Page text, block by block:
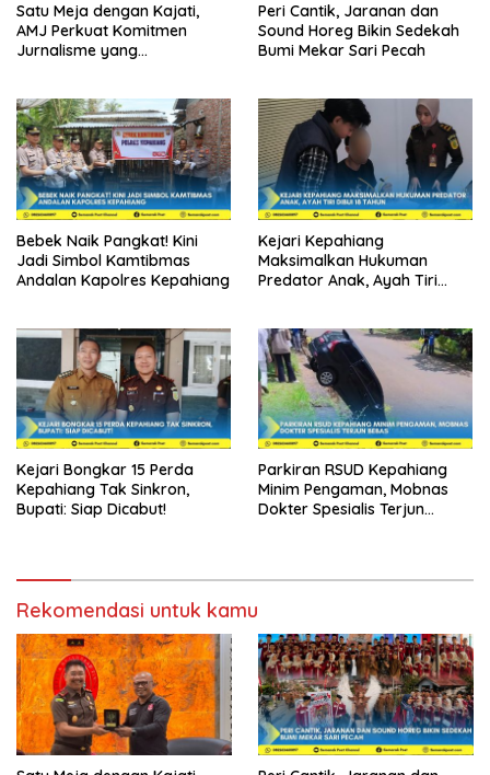
Satu Meja dengan Kajati,
AMJ Perkuat Komitmen
Jurnalisme yang
Peri Cantik, Jaranan dan
Sound Horeg Bikin Sedekah
Bumi Mekar Sari Pecah
Bebek Naik Pangkat! Kini
Jadi Simbol Kamtibmas
Andalan Kapolres Kepahiang
Kejari Kepahiang
Maksimalkan Hukuman
Predator Anak, Ayah Tiri
Kejari Bongkar 15 Perda
Kepahiang Tak Sinkron,
Bupati: Siap Dicabut!
Parkiran RSUD Kepahiang
Minim Pengaman, Mobnas
Dokter Spesialis Terjun
Rekomendasi untuk kamu